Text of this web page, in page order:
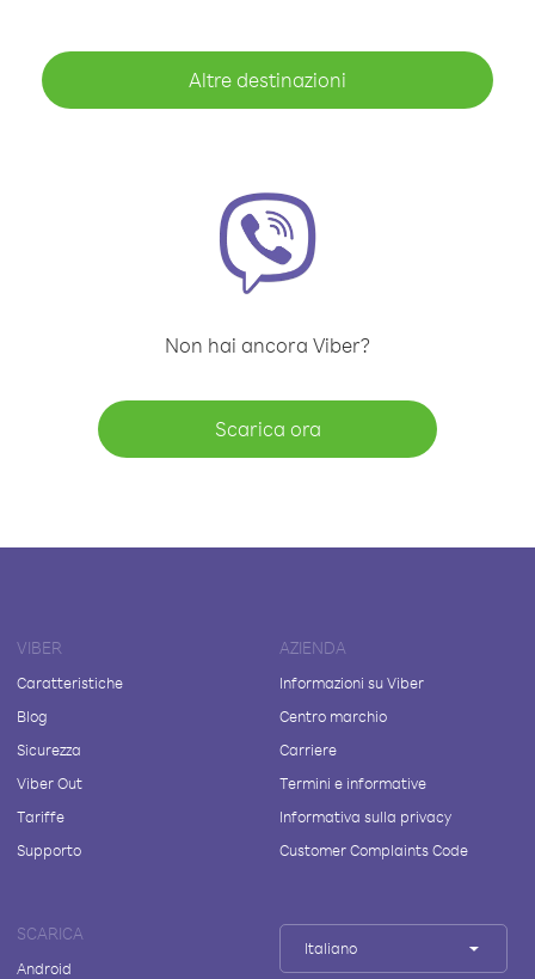
Altre destinazioni
Non hai ancora Viber?
Scarica ora
VIBER
Caratteristiche
Blog
Sicurezza
Viber Out
Tariffe
Supporto
AZIENDA
Informazioni su Viber
Centro marchio
Carriere
Termini e informative
Informativa sulla privacy
Customer Complaints Code
SCARICA
Android
Italiano